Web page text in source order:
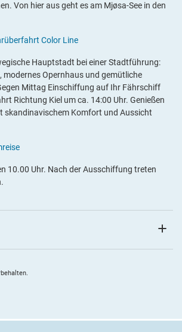
Von hier aus geht es am Mjøsa-See in den
Color Line
Hauptstadt bei einer Stadtführung:
modernes Opernhaus und gemütliche
Mittag Einschiffung auf Ihr Fährschiff
Richtung Kiel um ca. 14:00 Uhr. Genießen
skandinavischem Komfort und Aussicht
10.00 Uhr. Nach der Ausschiffung treten
Mittelklassehotels. Die genauen
Sie mit Ihren Reiseunterlagen.